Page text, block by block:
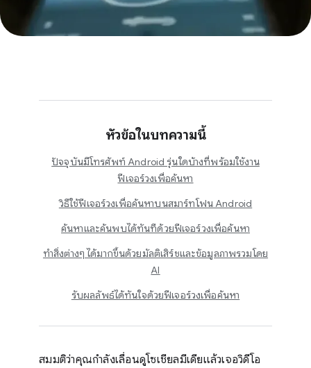
หัวข้อในบทความนี้
ปัจจุบันมีโทรศัพท์ Android รุ่นใดบ้างที่พร้อมใช้งาน
ฟีเจอร์วงเพื่อค้นหา
วิธีใช้ฟีเจอร์วงเพื่อค้นหาบนสมาร์ทโฟน Android
ค้นหาและค้นพบได้ทันทีด้วยฟีเจอร์วงเพื่อค้นหา
ทำสิ่งต่างๆ ได้มากขึ้นด้วยมัลติเสิร์ชและข้อมูลภาพรวมโดย
AI
รับผลลัพธ์ได้ทันใจด้วยฟีเจอร์วงเพื่อค้นหา
สมมติว่าคุณกำลังเลื่อนดูโซเชียลมีเดียแล้วเจอวิดีโอ